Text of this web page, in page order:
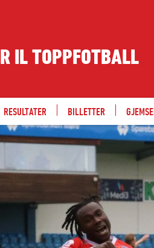
IL TOPPFOTBALL
RESULTATER BILLETTER